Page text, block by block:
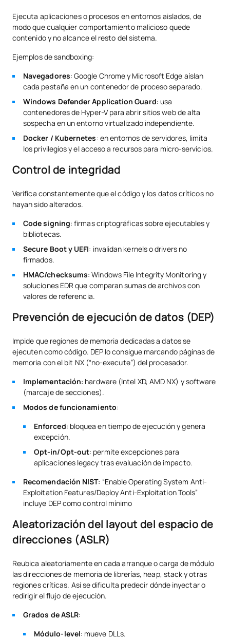
Ejecuta aplicaciones o procesos en entornos aislados, de
modo que cualquier comportamiento malicioso quede
contenido y no alcance el resto del sistema.
Ejemplos de sandboxing:
Navegadores: Google Chrome y Microsoft Edge aíslan
cada pestaña en un contenedor de proceso separado.
Windows Defender Application Guard: usa
contenedores de Hyper-V para abrir sitios web de alta
sospecha en un entorno virtualizado independiente.
Docker / Kubernetes: en entornos de servidores, limita
los privilegios y el acceso a recursos para micro-servicios.
Control de integridad
Verifica constantemente que el código y los datos críticos no
hayan sido alterados.
Code signing: firmas criptográficas sobre ejecutables y
bibliotecas.
Secure Boot y UEFI: invalidan kernels o drivers no
firmados.
HMAC/checksums: Windows File Integrity Monitoring y
soluciones EDR que comparan sumas de archivos con
valores de referencia.
Prevención de ejecución de datos (DEP)
Impide que regiones de memoria dedicadas a datos se
ejecuten como código. DEP lo consigue marcando páginas de
memoria con el bit NX (“no-execute”) del procesador.
Implementación: hardware (Intel XD, AMD NX) y software
(marcaje de secciones).
Modos de funcionamiento:
Enforced: bloquea en tiempo de ejecución y genera
excepción.
Opt-in/Opt-out: permite excepciones para
aplicaciones legacy tras evaluación de impacto.
Recomendación NIST: “Enable Operating System Anti-
Exploitation Features/Deploy Anti-Exploitation Tools”
incluye DEP como control mínimo
Aleatorización del layout del espacio de
direcciones (ASLR)
Reubica aleatoriamente en cada arranque o carga de módulo
las direcciones de memoria de librerías, heap, stack y otras
regiones críticas. Así se dificulta predecir dónde inyectar o
redirigir el flujo de ejecución.
Grados de ASLR:
Módulo-level: mueve DLLs.